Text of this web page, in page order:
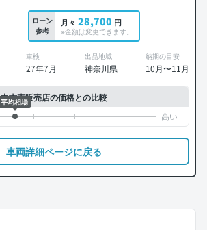
ローン
参考
月々 28,700 円
※金額は変更できます。
車検
27年7月
出品地域
神奈川県
納期の目安
10月〜11月
中古車販売店の価格との比較
平均相場
車両詳細ページに戻る